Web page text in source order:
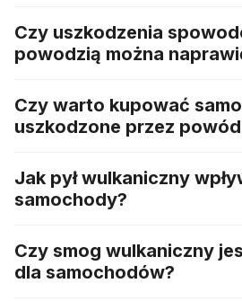
Czy uszkodzenia
powodzią można
Czy warto kupować
uszkodzone przez
Jak pył wulkaniczny
samochody?
Czy smog wulkaniczny
dla samochodów?